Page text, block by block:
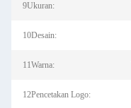
9Ukuran:
10Desain:
11Warna:
12Pencetakan Logo: